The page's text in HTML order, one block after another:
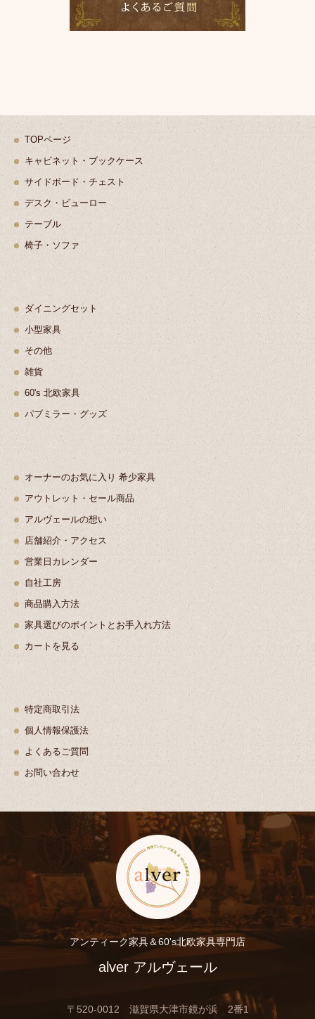
TOPページ
キャビネット・ブックケース
サイドボード・チェスト
デスク・ビューロー
テーブル
椅子・ソファ
ダイニングセット
小型家具
その他
雑貨
60's 北欧家具
パブミラー・グッズ
オーナーのお気に入り 希少家具
アウトレット・セール商品
アルヴェールの想い
店舗紹介・アクセス
営業日カレンダー
自社工房
商品購入方法
家具選びのポイントとお手入れ方法
カートを見る
特定商取引法
個人情報保護法
よくあるご質問
お問い合わせ
アンティーク家具＆60's北欧家具専門店
alver アルヴェール
〒520-0012 滋賀県大津市鏡が浜 2番1